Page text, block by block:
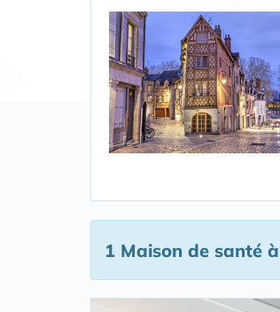
1 Maison de santé